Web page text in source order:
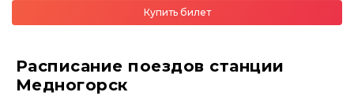
Купить билет
Расписание поездов станции
Медногорск